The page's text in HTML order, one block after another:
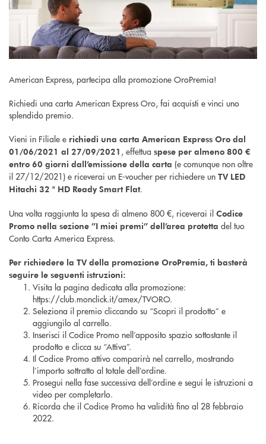
American Express, partecipa alla promozione OroPremia!
Richiedi una carta American Express Oro, fai acquisti e vinci uno
splendido premio.
Vieni in Filiale e richiedi una carta American Express Oro dal
01/06/2021 al 27/09/2021 , effettua spese per almeno 800 €
entro 60 giorni dall’emissione della carta (e comunque non oltre
il 27/12/2021) e riceverai un E-voucher per richiedere un TV LED
Hitachi 32 " HD Ready Smart Flat.
Una volta raggiunta la spesa di almeno 800 €, riceverai il Codice
Promo nella sezione ”I miei premi” dell’area protetta del tuo
Conto Carta America Express.
Per richiedere la TV della promozione OroPremia, ti basterà
seguire le seguenti istruzioni:
Visita la pagina dedicata alla promozione:
https://club.monclick.it/amex/TVORO.
Seleziona il premio cliccando su “Scopri il prodotto” e
aggiungilo al carrello.
Inserisci il Codice Promo nell’apposito spazio sottostante il
prodotto e clicca su “Attiva”.
Il Codice Promo attivo comparirà nel carrello, mostrando
l’importo sottratto al totale dell’ordine.
Prosegui nella fase successiva dell’ordine e segui le istruzioni a
video per completarlo.
Ricorda che il Codice Promo ha validità fino al 28 febbraio
2022.